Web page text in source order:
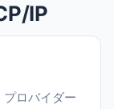
IP
ロバイダー